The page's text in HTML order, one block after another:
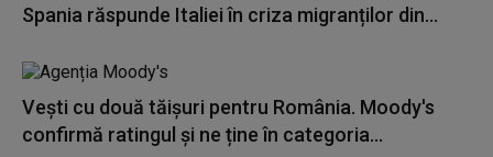
Spania răspunde Italiei în criza migranților din...
Vești cu două tăișuri pentru România. Moody's
confirmă ratingul și ne ține în categoria...